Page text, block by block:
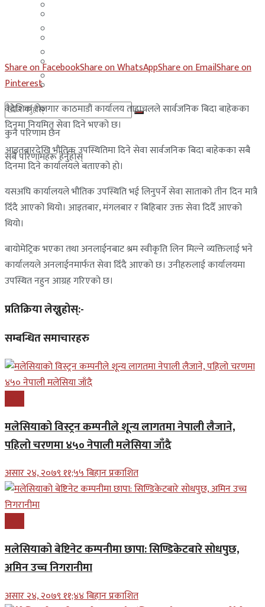
साउदी अरब
कुनै परिणाम छैन
सबै परिणामहरू हेर्नुहोस्
युएई
साउदी अरब
Share on FacebookShare on WhatsAppShare on EmailShare on
Pinterest
वैदेशिक रोजगार काठमाडौं कार्यालय ताहाचलले सार्वजनिक बिदा बाहेकका
दिनमा नियमित सेवा दिने भएको छ।
आइतबारदेखि भौतिक उपस्थितिमा दिने सेवा सार्वजनिक बिदा बाहेकका सबै
दिनमा दिने कार्यालयले बताएको हो।
यसअघि कार्यालयले भौतिक उपस्थिति भई लिनुपर्ने सेवा साताको तीन दिन मात्रै
दिँदै आएको थियो। आइतबार, मंगलबार र बिहिबार उक्त सेवा दिदैँ आएको
थियो।
बायोमेट्रिक भएका तथा अनलाईनबाट श्रम स्वीकृति लिन मिल्ने व्यक्तिलाई भने
कार्यालयले अनलाईनमार्फत सेवा दिँदै आएको छ। उनीहरुलाई कार्यालयमा
उपस्थित नहुन आग्रह गरिएको छ।
प्रतिक्रिया लेख्नुहोस्:-
सम्बन्धित समाचारहरु
मलेसियाको विस्ट्रन कम्पनीले शून्य लागतमा नेपाली लैजाने,
पहिलो चरणमा ४५० नेपाली मलेसिया जाँदै
असार २४, २०७९ ११;५५ बिहान प्रकाशित
मलेसियाको बेष्टिनेट कम्पनीमा छापा: सिण्डिकेटबारे सोधपुछ,
अमिन उच्च निगरानीमा
असार २४, २०७९ ११;४४ बिहान प्रकाशित